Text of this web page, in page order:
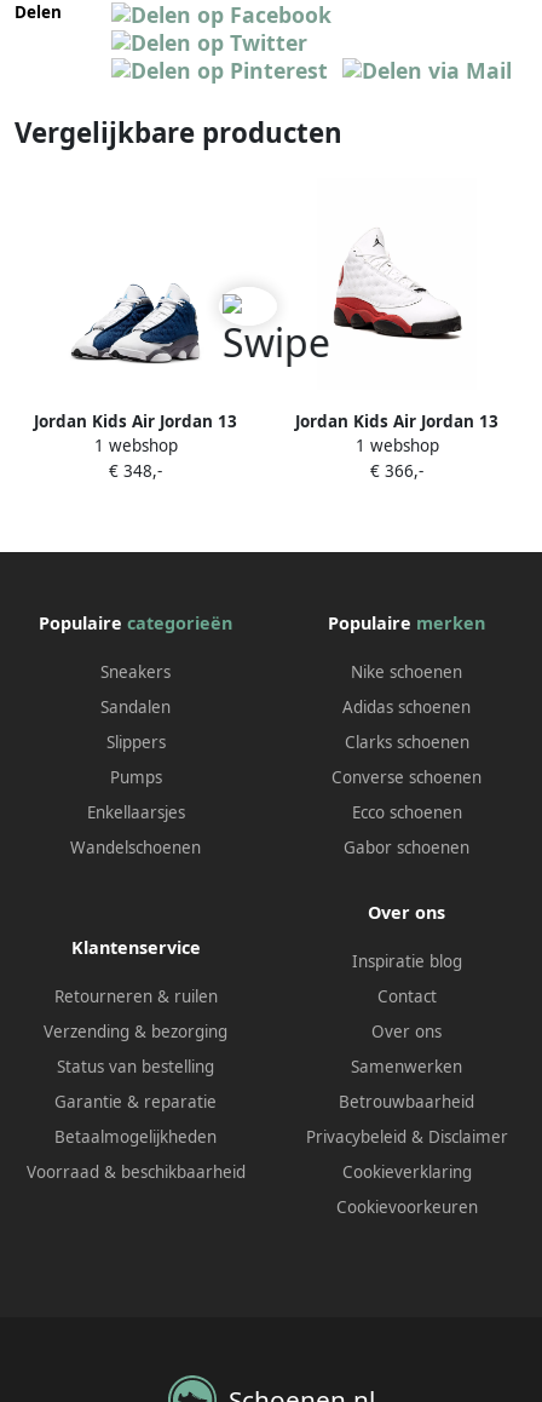
Delen
Vergelijkbare producten
Jordan Kids Air Jordan 13
Retro sneakers Blauw
1 webshop
€ 348,-
Jordan Kids Air Jordan 13
Retro sneakers Wit
1 webshop
€ 366,-
Populaire categorieën
Sneakers
Sandalen
Slippers
Pumps
Enkellaarsjes
Wandelschoenen
Populaire merken
Nike schoenen
Adidas schoenen
Clarks schoenen
Converse schoenen
Ecco schoenen
Gabor schoenen
Klantenservice
Retourneren & ruilen
Verzending & bezorging
Status van bestelling
Garantie & reparatie
Betaalmogelijkheden
Voorraad & beschikbaarheid
Over ons
Inspiratie blog
Contact
Over ons
Samenwerken
Betrouwbaarheid
Privacybeleid & Disclaimer
Cookieverklaring
Cookievoorkeuren